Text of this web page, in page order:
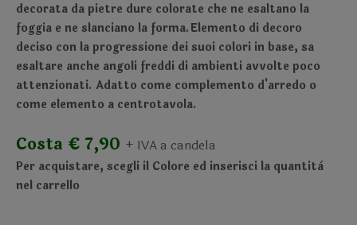
decorata da pietre dure colorate che ne esaltano la
foggia e ne slanciano la forma.Elemento di decoro
deciso con la progressione dei suoi colori in base, sa
esaltare anche angoli freddi di ambienti avvolte poco
attenzionati. Adatto come complemento d'arredo o
come elemento a centrotavola.
Costa € 7,90 + IVA a candela
Per acquistare, scegli il Colore ed inserisci la quantità
nel carrello